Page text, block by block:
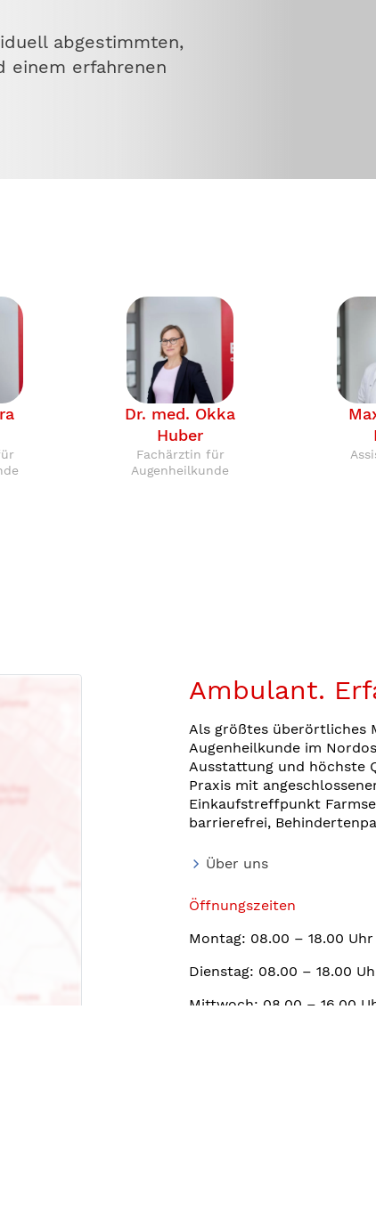
abgestimmten,
einem erfahrenen
Dr. med. Okka
Huber
Fachärztin für
Augenheilkunde
Ambulant.
Als größtes überörtliches
Augenheilkunde im
Ausstattung und höchste
Praxis mit
Einkaufstreffpunkt
barrierefrei,
Über uns
Öffnungszeiten
Montag: 08.00 – 18.00 Uhr
Dienstag: 08.00 – 18.00
Mittwoch: 08.00 – 16.00